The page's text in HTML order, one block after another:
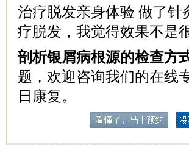
治疗脱发亲身体验 做了针
疗脱发，我觉得效果不是
剖析银屑病根源的检查方
题，欢迎咨询我们的在线
日康复。